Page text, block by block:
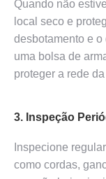
Quando não
local seco e
desbotamento e
uma bolsa de
proteger a rede
3. Inspeção
Inspecione
como cordas,